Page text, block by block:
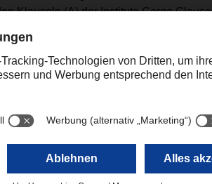
Klauseln (A) der Institute Cargo
Klausel CIF als auch der Klausel CIP
Versicherungsdeckung zu vereinbaren.
Sicherheitsbezogene
die Regeln A 4 und A 7 jeder Incoterms
Incoterms Klauseln ist auch hier
nur für die Parteien des Kaufvertrags
sind.
für die Beförderung mit eigenen
Unloaded (DPU), und Delivered